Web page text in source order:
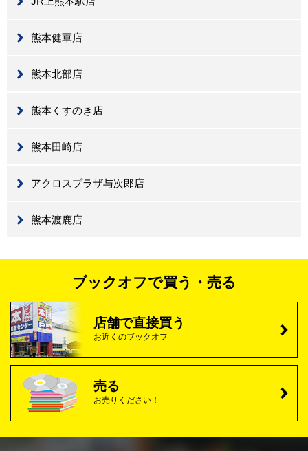
熊本健軍店
熊本北部店
熊本くすのき店
熊本田崎店
アクロスプラザ与次郎店
熊本渡鹿店
ブックオフで買う・売る
店舗で直接買う
お近くのブックオフ
売る
お売りください！